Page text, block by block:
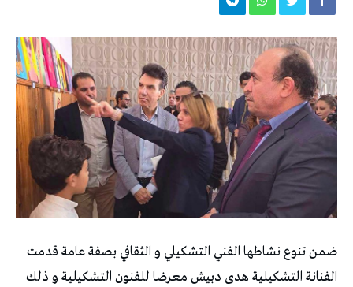
ضمن تنوع نشاطها الفني التشكيلي و الثقافي بصفة عامة قدمت
الفنانة التشكيلية هدى دبيش معرضا للفنون التشكيلية و ذلك